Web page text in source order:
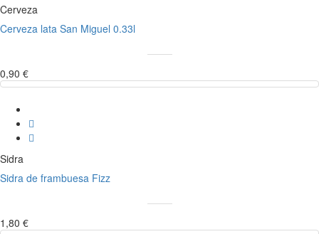
Cerveza
Cerveza lata San Miguel 0.33l
0,90 €
Sidra
Sidra de frambuesa Fizz
1,80 €